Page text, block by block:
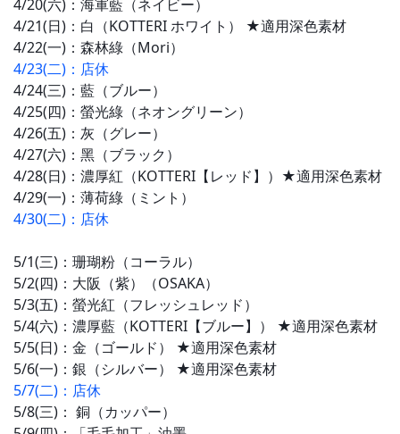
4/20(六)： 海軍藍 （ネイビー）
4/21(日)： 白（KOTTERI ホワイト）
★適用深色素材
4/22(一)： 森林綠 （Mori）
4/23(二) ：店休
4/24(三)：藍 （ブルー）
4/25(四)： 螢光綠 （ネオングリーン）
4/26(五)： 灰 （グレー）
4/27(六)： 黑（ブラック ）
4/28(日)：濃厚紅（KOTTERI【レッド】） ★適用深色素材
4/29(一)： 薄荷綠 （ミント）
4/30(二) ：店休
5/1(三)： 珊瑚粉 （コーラル）
5/2(四)： 大阪（紫）
（OSAKA）
5/3(五)：螢光紅 （フレッシュレッド）
5/4(六)：濃厚藍（KOTTERI【ブルー】） ★適用深色素材
5/5(日)： 金 （ゴールド）
★適用深色素材
5/6(一)： 銀 （シルバー）
★適用深色素材
5/7(二) ：店休
5/8(三)： 銅 （カッパー）